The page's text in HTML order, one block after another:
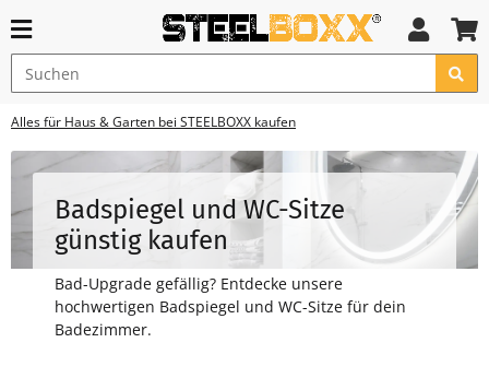
Alles für Haus & Garten bei STEELBOXX kaufen
Badspiegel und WC-Sitze
günstig kaufen
Bad-Upgrade gefällig? Entdecke unsere
hochwertigen Badspiegel und WC-Sitze für dein
Badezimmer.